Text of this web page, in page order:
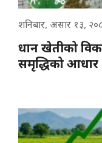
शनिबार, असार १३,
धान खेतीको
समृद्धिको आधार